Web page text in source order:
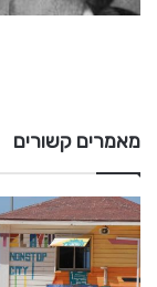
D
מאמרים קשורים